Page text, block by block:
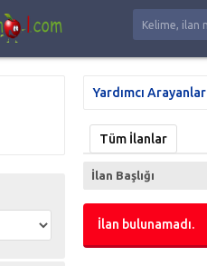
Yardımcı Arayanlar
Tüm İlanlar
İlan Başlığı
İlan bulunamadı.